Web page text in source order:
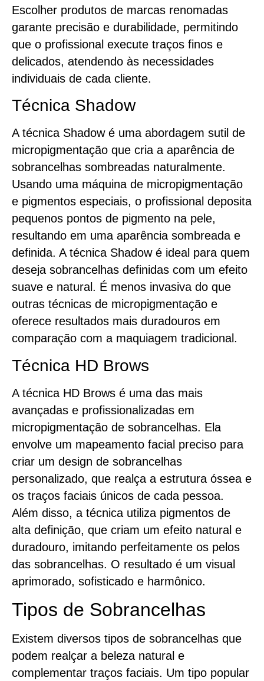
Escolher produtos de marcas renomadas
garante precisão e durabilidade, permitindo
que o profissional execute traços finos e
delicados, atendendo às necessidades
individuais de cada cliente.
Técnica Shadow
A técnica Shadow é uma abordagem sutil de
micropigmentação que cria a aparência de
sobrancelhas sombreadas naturalmente.
Usando uma máquina de micropigmentação
e pigmentos especiais, o profissional deposita
pequenos pontos de pigmento na pele,
resultando em uma aparência sombreada e
definida. A técnica Shadow é ideal para quem
deseja sobrancelhas definidas com um efeito
suave e natural. É menos invasiva do que
outras técnicas de micropigmentação e
oferece resultados mais duradouros em
comparação com a maquiagem tradicional.
Técnica HD Brows
A técnica HD Brows é uma das mais
avançadas e profissionalizadas em
micropigmentação de sobrancelhas. Ela
envolve um mapeamento facial preciso para
criar um design de sobrancelhas
personalizado, que realça a estrutura óssea e
os traços faciais únicos de cada pessoa.
Além disso, a técnica utiliza pigmentos de
alta definição, que criam um efeito natural e
duradouro, imitando perfeitamente os pelos
das sobrancelhas. O resultado é um visual
aprimorado, sofisticado e harmônico.
Tipos de Sobrancelhas
Existem diversos tipos de sobrancelhas que
podem realçar a beleza natural e
complementar traços faciais. Um tipo popular